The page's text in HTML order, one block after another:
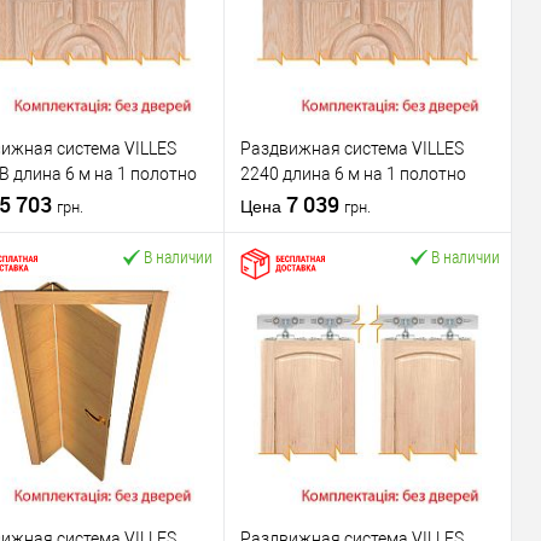
система VILLES
длина 6 м на 1 полотно
60 кг
5 703 грн.
В корзину
в 1 клик
сравнению
В избранное
VILLES
Раздвижная система VILLES
2240 длина 6 м на 1 полотно
весом до 160 кг
Цена 7 039 грн.
В корзину
Купить в 1 клик
К
Производитель VILLES
В наличии В наличии